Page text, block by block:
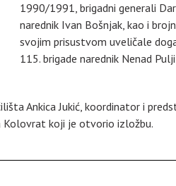
1990/1991, brigadni generali
narednik Ivan Bošnjak, kao i
svojim prisustvom uveličale
115. brigade narednik Nenad
Ankica Jukić, koordinator i
Kolovrat koji je otvorio izložbu.